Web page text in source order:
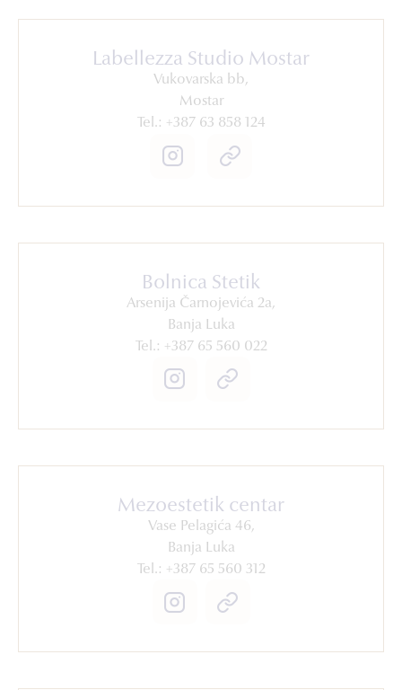
Labellezza Studio Mostar
Vukovarska bb,
Mostar
Tel.: +387 63 858 124
Bolnica Stetik
Arsenija Čarnojevića 2a,
Banja Luka
Tel.: +387 65 560 022
Mezoestetik centar
Vase Pelagića 46,
Banja Luka
Tel.: +387 65 560 312